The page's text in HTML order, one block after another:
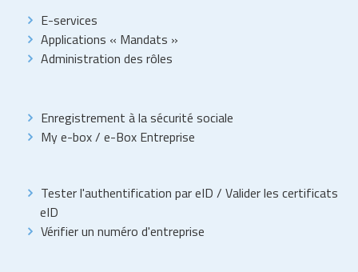
E-services
Applications « Mandats »
Administration des rôles
Enregistrement à la sécurité sociale
My e-box/ e-Box Entreprise
Tester l'authentification par eID / Valider les certificats
eID
Vérifier un numéro d'entreprise